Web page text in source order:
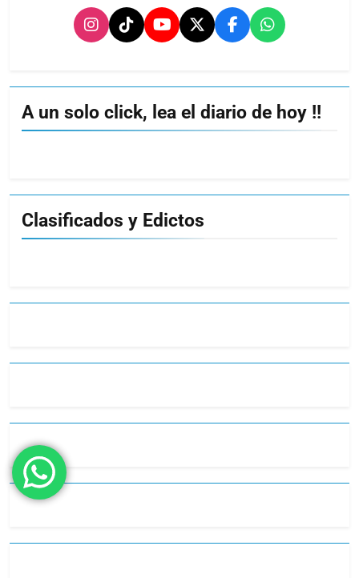
A un solo click, lea el diario de hoy !!
Clasificados y Edictos